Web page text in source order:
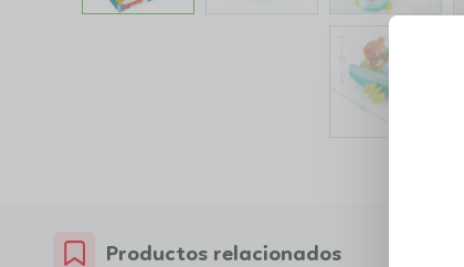
Productos relacionados